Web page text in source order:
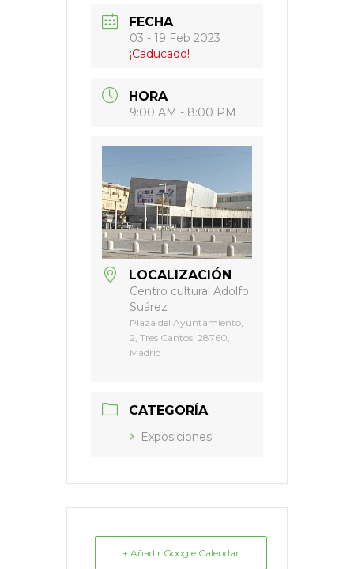
FECHA
03 - 19 Feb 2023
¡Caducado!
HORA
9:00 AM - 8:00 PM
LOCALIZACIÓN
Centro cultural Adolfo
Suárez
Plaza del Ayuntamiento,
2, Tres Cantos, 28760,
Madrid
CATEGORÍA
Exposiciones
+ Añadir Google Calendar